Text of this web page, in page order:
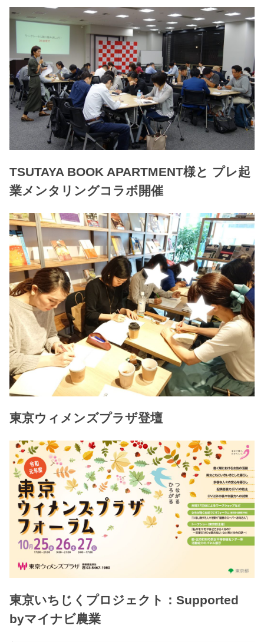
TSUTAYA BOOK APARTMENT様と プレ起
業メンタリングコラボ開催
東京ウィメンズプラザ登壇
東京いちじくプロジェクト：Supported
byマイナビ農業